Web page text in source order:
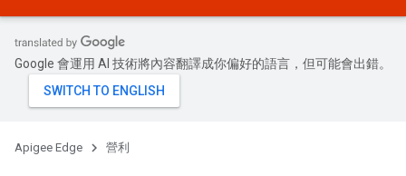
Google 會運用 AI 技術將內容翻譯成你偏好的語言，但可能會出錯。
Apigee Edge 營利